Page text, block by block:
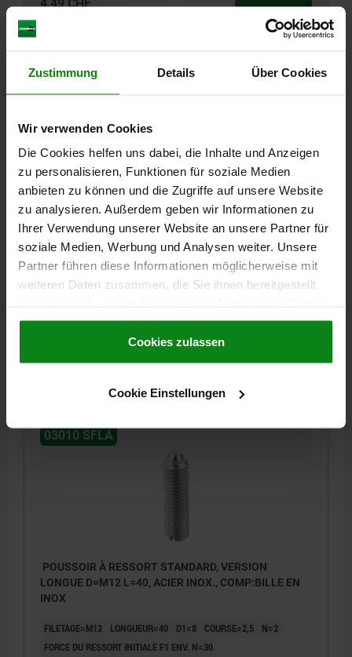
Zustimmung Details Über Cookies
Wir verwenden Cookies
Die Cookies helfen uns dabei, die Inhalte und Anzeigen
zu personalisieren, Funktionen für soziale Medien
anbieten zu können und die Zugriffe auf unsere Website
zu analysieren. Außerdem geben wir Informationen zu
Ihrer Verwendung unserer Website an unsere Partner für
soziale Medien, Werbung und Analysen weiter. Unsere
Partner führen diese Informationen möglicherweise mit
weiteren Daten zusammen, die Sie ihnen bereitgestellt
gesammelt haben.Cookie Richtlinien
Datenschutz|AGB
Cookies zulassen
Cookie Einstellungen
4,49 CHF
03010 SFLA
POUSSOIR À RESSORT STANDARD, VERSION
LONGUE D=M10 L=35, ACIER INOX., COMP:BILLE EN
INOX
FILETAGE=M10 LONGUEUR=35 D1=6 COURSE=2 N=1,6
FORCE DU RESSORT INITIALE F1 ENV. N=20
5,08 CHF
03010 SFLA
POUSSOIR À RESSORT STANDARD, VERSION
LONGUE D=M12 L=40, ACIER INOX., COMP:BILLE EN
INOX
FILETAGE=M12 LONGUEUR=40 D1=8 COURSE=2,5
N=2
FORCE DU RESSORT INITIALE F1 ENV. N=30